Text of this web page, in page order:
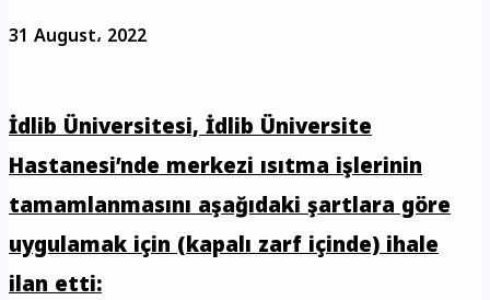
31 August، 2022
İdlib Üniversitesi, İdlib Üniversite
Hastanesi’nde merkezi ısıtma işlerinin
tamamlanmasını aşağıdaki şartlara göre
uygulamak için (kapalı zarf içinde) ihale
ilan etti: